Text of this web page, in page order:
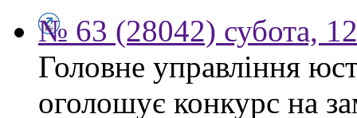
№ 63 (28042) субота,
Головне управління
оголошує конкурс на